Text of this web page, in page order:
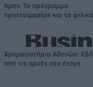
Άρης: Το πρόγραμμα
προετοιμασίας και τα φιλικά
Χρηματιστήριο Αθηνών:
από τις αρχές του έτους